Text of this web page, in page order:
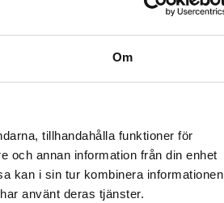
Om
tillhandahålla funktioner för
och annan information från din enhet
kan i sin tur kombinera informationen
använt deras tjänster.